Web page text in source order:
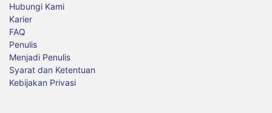
Hubungi Kami
Karier
FAQ
Penulis
Menjadi Penulis
Syarat dan Ketentuan
Kebijakan Privasi